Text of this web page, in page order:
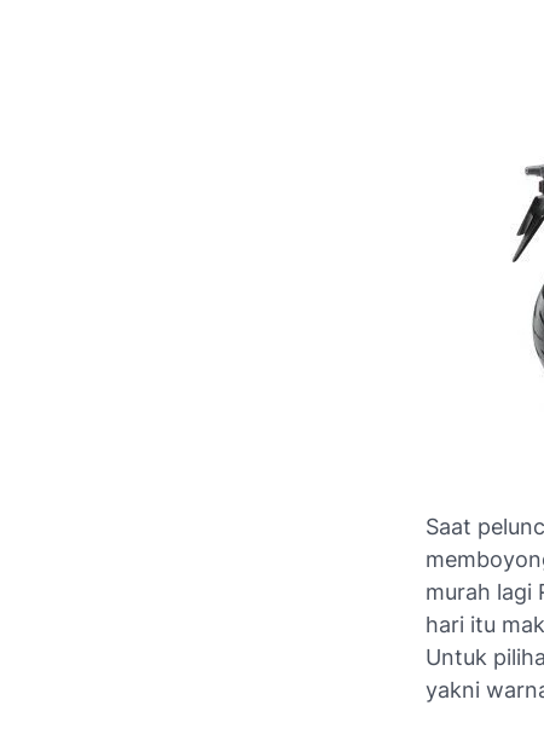
Saat
murah lagi
hari itu
Untuk
yakni